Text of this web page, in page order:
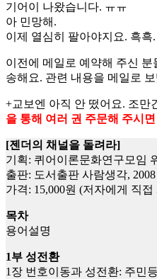
기어이 나왔습니다. ㅠㅠ
아 민망해.
이제 열심히 팔아야지요. 흑흑.
이전에 메일로 예약해 주신 분
송해요. 관련 내용을 메일로
+교보엔 아직 안 떴어요. 조만
을 통해 여러 권 주문해 주시
[젠더의 채널을 돌려라]
기획: 퀴어이론문화연구모임
출판: 도서출판 사람생각, 2008
가격: 15,000원 (저자에게 직
목차
용어설명
1부 성전환
1장 번호이동과 성전환: 주민